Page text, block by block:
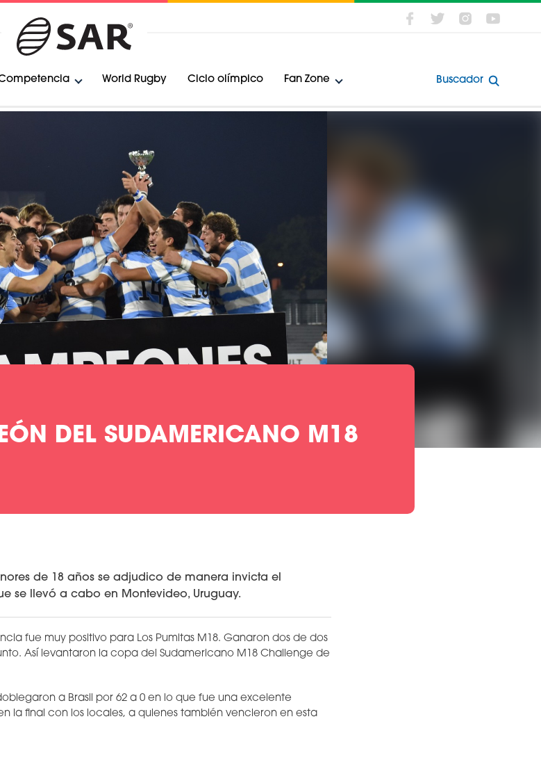
World Rugby Ciclo olímpico Fan Zone Buscador
DEL SUDAMERICANO M18
de 18 años se adjudico de manera invicta el
se llevó a cabo en Montevideo, Uruguay.
fue muy positivo para Los Pumitas M18. Ganaron dos de dos
Así levantaron la copa del Sudamericano M18 Challenge de
a Brasil por 62 a 0 en lo que fue una excelente
la final con los locales, a quienes también vencieron en esta